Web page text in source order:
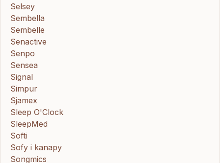
Selsey
Sembella
Sembelle
Senactive
Senpo
Sensea
Signal
Simpur
Sjamex
Sleep O'Clock
SleepMed
Softi
Sofy i kanapy
Songmics